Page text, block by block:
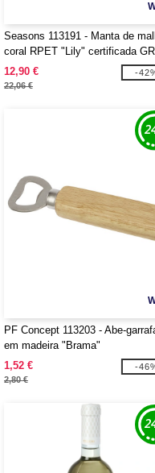
Seasons 113191 - Manta de
coral RPET "Lily" certificada
12,90 €
22,06 €
-
PF Concept 113203 - Abe-
em madeira "Brama"
1,52 €
2,80 €
-